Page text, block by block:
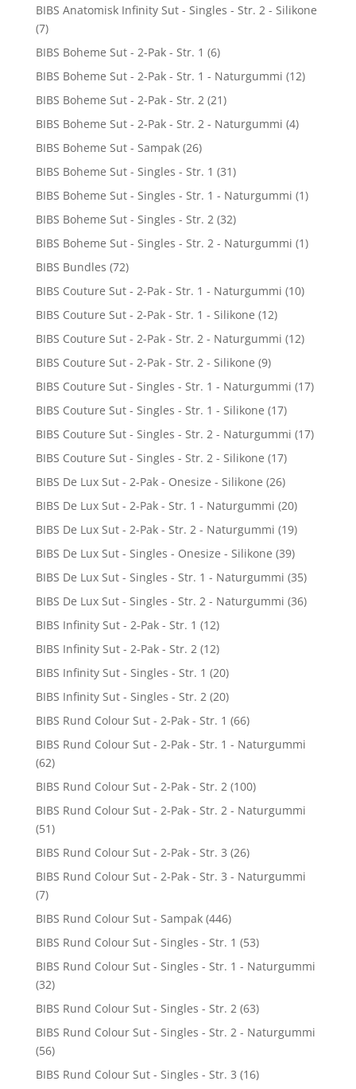
BIBS Anatomisk Infinity Sut - Singles - Str. 2 - Silikone
(7)
BIBS Boheme Sut - 2-Pak - Str. 1 (6)
BIBS Boheme Sut - 2-Pak - Str. 1 - Naturgummi (12)
BIBS Boheme Sut - 2-Pak - Str. 2 (21)
BIBS Boheme Sut - 2-Pak - Str. 2 - Naturgummi (4)
BIBS Boheme Sut - Sampak (26)
BIBS Boheme Sut - Singles - Str. 1 (31)
BIBS Boheme Sut - Singles - Str. 1 - Naturgummi (1)
BIBS Boheme Sut - Singles - Str. 2 (32)
BIBS Boheme Sut - Singles - Str. 2 - Naturgummi (1)
BIBS Bundles (72)
BIBS Couture Sut - 2-Pak - Str. 1 - Naturgummi (10)
BIBS Couture Sut - 2-Pak - Str. 1 - Silikone (12)
BIBS Couture Sut - 2-Pak - Str. 2 - Naturgummi (12)
BIBS Couture Sut - 2-Pak - Str. 2 - Silikone (9)
BIBS Couture Sut - Singles - Str. 1 - Naturgummi (17)
BIBS Couture Sut - Singles - Str. 1 - Silikone (17)
BIBS Couture Sut - Singles - Str. 2 - Naturgummi (17)
BIBS Couture Sut - Singles - Str. 2 - Silikone (17)
BIBS De Lux Sut - 2-Pak - Onesize - Silikone (26)
BIBS De Lux Sut - 2-Pak - Str. 1 - Naturgummi (20)
BIBS De Lux Sut - 2-Pak - Str. 2 - Naturgummi (19)
BIBS De Lux Sut - Singles - Onesize - Silikone (39)
BIBS De Lux Sut - Singles - Str. 1 - Naturgummi (35)
BIBS De Lux Sut - Singles - Str. 2 - Naturgummi (36)
BIBS Infinity Sut - 2-Pak - Str. 1 (12)
BIBS Infinity Sut - 2-Pak - Str. 2 (12)
BIBS Infinity Sut - Singles - Str. 1 (20)
BIBS Infinity Sut - Singles - Str. 2 (20)
BIBS Rund Colour Sut - 2-Pak - Str. 1 (66)
BIBS Rund Colour Sut - 2-Pak - Str. 1 - Naturgummi
(62)
BIBS Rund Colour Sut - 2-Pak - Str. 2 (100)
BIBS Rund Colour Sut - 2-Pak - Str. 2 - Naturgummi
(51)
BIBS Rund Colour Sut - 2-Pak - Str. 3 (26)
BIBS Rund Colour Sut - 2-Pak - Str. 3 - Naturgummi
(7)
BIBS Rund Colour Sut - Sampak (446)
BIBS Rund Colour Sut - Singles - Str. 1 (53)
BIBS Rund Colour Sut - Singles - Str. 1 - Naturgummi
(32)
BIBS Rund Colour Sut - Singles - Str. 2 (63)
BIBS Rund Colour Sut - Singles - Str. 2 - Naturgummi
(56)
BIBS Rund Colour Sut - Singles - Str. 3 (16)